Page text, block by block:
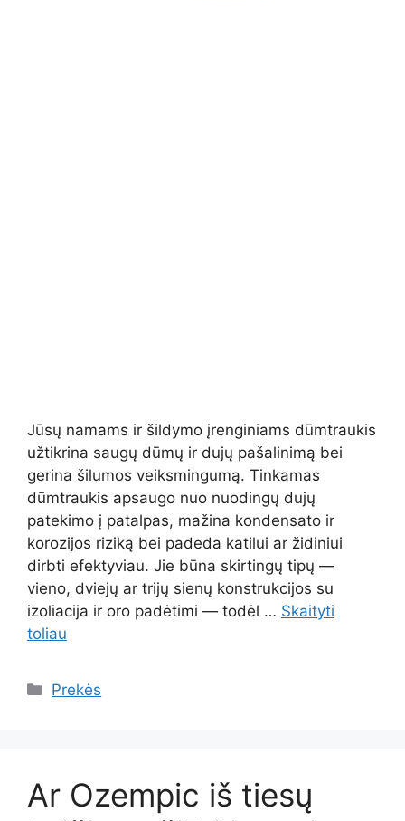
Jūsų namams ir šildymo įrenginiams dūmtraukis
užtikrina saugų dūmų ir dujų pašalinimą bei
gerina šilumos veiksmingumą. Tinkamas
dūmtraukis apsaugo nuo nuodingų dujų
patekimo į patalpas, mažina kondensato ir
korozijos riziką bei padeda katilui ar židiniui
dirbti efektyviau. Jie būna skirtingų tipų —
vieno, dviejų ar trijų sienų konstrukcijos su
izoliacija ir oro padėtimi — todėl … Skaityti
toliau
Kategorijos
Prekės
Ar Ozempic iš tiesų